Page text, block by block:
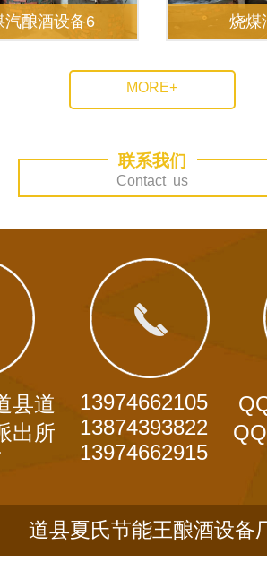
汽酿酒设备6 烧煤
MORE+
联系我们
Contact us
县道
出所
13974662105
13874393822
13974662915
道县夏氏节能王酿酒设备